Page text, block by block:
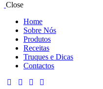
Close
Home
Sobre Nós
Produtos
Receitas
Truques e Dicas
Contactos